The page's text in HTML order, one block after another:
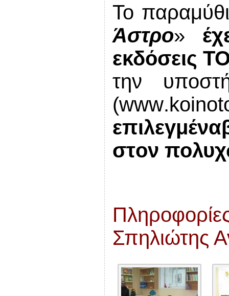
Το
Άστρο»
εκδόσεις
την
(www.
επιλεγμένα
στον
Σπηλιώτης